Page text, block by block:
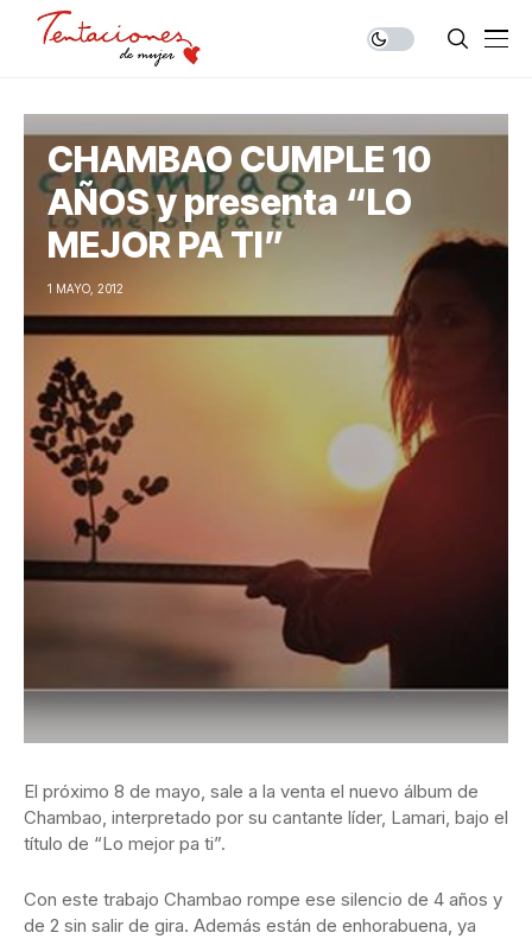
CHAMBAO CUMPLE 10
AÑOS y presenta “LO
MEJOR PA TI”
1 MAYO, 2012
El próximo 8 de mayo, sale a la venta el nuevo álbum de
Chambao, interpretado por su cantante líder, Lamari, bajo el
título de “Lo mejor pa ti”.
Con este trabajo Chambao rompe ese silencio de 4 años y
de 2 sin salir de gira. Además están de enhorabuena, ya